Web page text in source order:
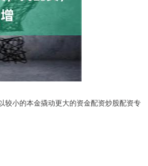
较小的本金撬动更大的资金配资炒股配资专